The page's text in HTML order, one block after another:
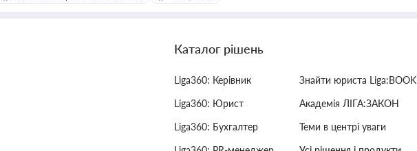
Каталог рішень
Liga360: Керівник
Liga360: Юрист
Liga360: Бухгалтер
Знайти юриста Liga:BOOK
Академія ЛІГА:ЗАКОН
Теми в центрі уваги